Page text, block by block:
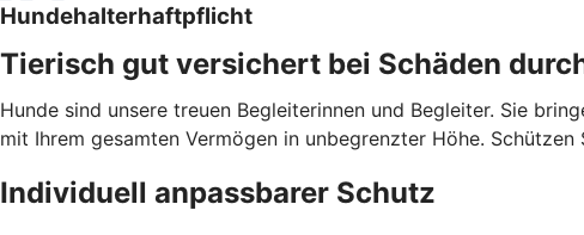
Hundehalterhaftpflicht
Tierisch gut versichert bei Schäden
Hunde sind unsere treuen Begleiterinnen und Begleiter. Sie
mit Ihrem gesamten Vermögen in unbegrenzter Höhe.
Individuell anpassbarer Schutz